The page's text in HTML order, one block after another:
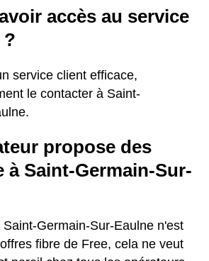
accès au service
?
service client efficace,
le contacter à Saint-
propose des
à Saint-Germain-Sur-
Germain-Sur-Eaulne n'est
fibre de Free, cela ne veut